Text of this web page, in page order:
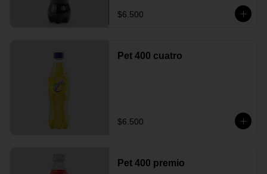
$6.500
Pet 400 cuatro
$6.500
Pet 400 premio